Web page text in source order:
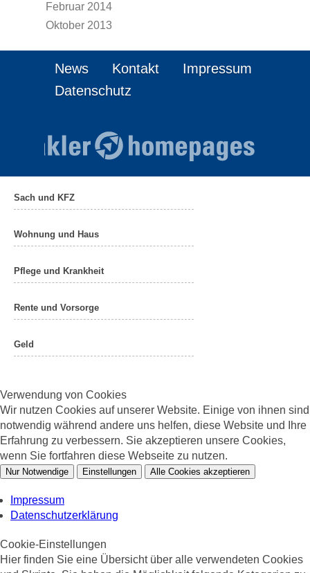
Februar 2014
Oktober 2013
News Kontakt
Impressum
Datenschutz
Sach und KFZ
Wohnung und Haus
Pflege und Krankheit
Rente und Vorsorge
Geld
Verwendung von Cookies
Wir nutzen Cookies auf unserer Website. Einige von ihnen sind
notwendig während andere uns helfen, diese Website und Ihre
Erfahrung zu verbessern. Sie akzeptieren unsere Cookies,
wenn Sie fortfahren diese Webseite zu nutzen.
Nur Notwendige Einstellungen Alle Cookies akzeptieren
Impressum
Datenschutzerklärung
Cookie-Einstellungen
Hier finden Sie eine Übersicht über alle verwendeten Cookies